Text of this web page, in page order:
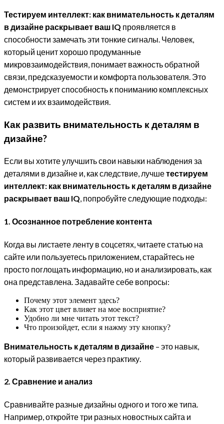
Тестируем интеллект: как внимательность к деталям
в дизайне раскрывает ваш IQ проявляется в
способности замечать эти тонкие сигналы. Человек,
который ценит хорошо продуманные
микровзаимодействия, понимает важность обратной
связи, предсказуемости и комфорта пользователя. Это
демонстрирует способность к пониманию комплексных
систем и их взаимодействия.
Как развить внимательность к деталям в
дизайне?
Если вы хотите улучшить свои навыки наблюдения за
деталями в дизайне и, как следствие, лучшетестируем
интеллект: как внимательность к деталям в дизайне
раскрывает ваш IQ, попробуйте следующие подходы:
1. Осознанное потребление контента
Когда вы листаете ленту в соцсетях, читаете статью на
сайте или пользуетесь приложением, старайтесь не
просто поглощать информацию, но и анализировать, как
она представлена. Задавайте себе вопросы:
Почему этот элемент здесь?
Как этот цвет влияет на мое восприятие?
Удобно ли мне читать этот текст?
Что произойдет, если я нажму эту кнопку?
Внимательность к деталям в дизайне – это навык,
который развивается через практику.
2. Сравнение и анализ
Сравнивайте разные дизайны одного и того же типа.
Например, откройте три разных новостных сайта и